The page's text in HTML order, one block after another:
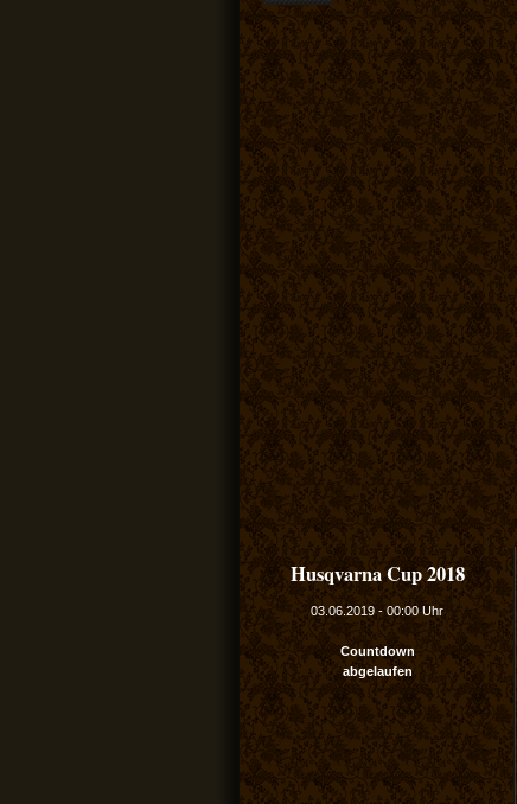
Husqvarna Cup 2018
03.06.2019 -00:00 Uhr
Countdown
abgelaufen